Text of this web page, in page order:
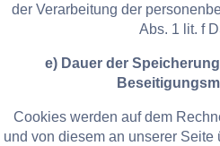
der Verarbeitung der
Abs. 1 lit. f
e) Dauer der
Cookies werden auf dem
und von diesem an unserer